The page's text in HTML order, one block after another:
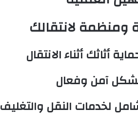
ومنظمة لانتقالك
أثاثك أثناء الانتقال
آمن وفعال
لخدمات النقل والتغليف